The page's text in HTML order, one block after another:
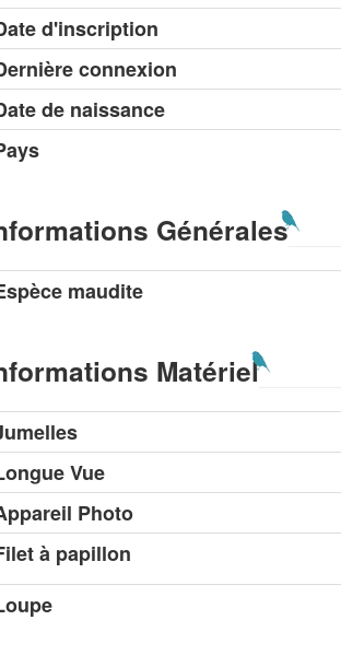
d'inscription
connexion
de naissance
Générales
maudite
Matériel
Vue
Photo
à papillon